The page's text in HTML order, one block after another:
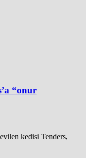
“onur
kedisi Tenders,